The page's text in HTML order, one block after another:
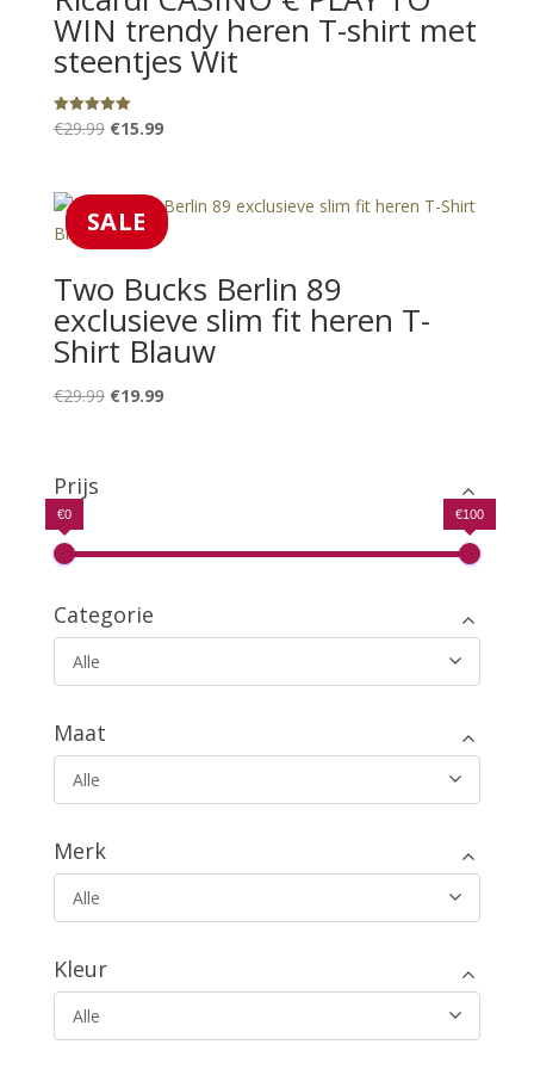
WIN trendy heren T-shirt met
steentjes Wit
Gewaardeerd
5.00
€29.99 Oorspronkelijke
€29.99.
€15.99Huidige
€15.99.
SALE
Two Bucks Berlin 89
exclusieve slim fit heren T-
Shirt Blauw
€29.99 Oorspronkelijke
€19.99Huidige
Prijs
€0 €100
Categorie
Alle
Maat
Alle
Merk
Alle
Kleur
Alle